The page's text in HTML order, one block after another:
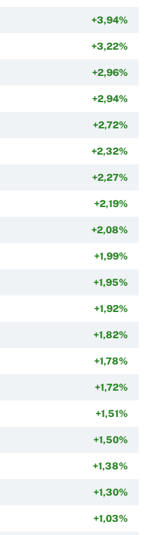
+3,94%
+3,22%
+2,96%
+2,94%
+2,72%
+2,32%
+2,27%
+2,19%
+2,08%
+1,99%
+1,95%
+1,92%
+1,82%
+1,78%
+1,72%
+1,51%
+1,50%
+1,38%
+1,30%
+1,03%